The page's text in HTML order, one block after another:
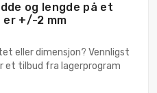
og lengde på et
er +/-2 mm
eller dimensjon? Vennligst
et tilbud fra lagerprogram